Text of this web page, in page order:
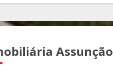
Assunção